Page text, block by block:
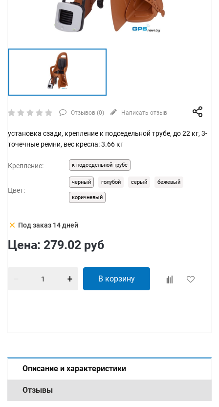
Отзывов (0) Написать отзыв
установка сзади, крепление к подседельной трубе, до 22 кг, 3-
точечные ремни, вес кресла: 3.66 кг
Крепление: к подседельной трубе
Цвет:
черный голубой серый бежевый
коричневый
clear Под заказ 14 дней
Цена: 279.02 руб
В корзину
Описание и характеристики
Отзывы